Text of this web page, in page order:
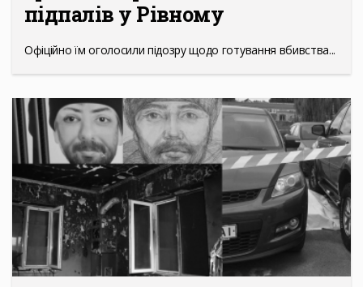
підпалів у Рівному
Офіційно їм оголосили підозру щодо готування вбивства...